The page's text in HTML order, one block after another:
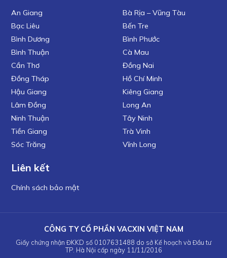
An Giang
Bạc Liêu
Bình Dương
Bình Thuận
Cần Thơ
Đồng Tháp
Hậu Giang
Lâm Đồng
Ninh Thuận
Tiền Giang
Sóc Trăng
Bà Rịa – Vũng Tàu
Bến Tre
Bình Phước
Cà Mau
Đồng Nai
Hồ Chí Minh
Kiêng Giang
Long An
Tây Ninh
Trà Vinh
Vĩnh Long
Liên kết
Chính sách bảo mật
CÔNG TY CỔ PHẦN VACXIN VIỆT NAM
Giấy chứng nhận ĐKKD số 0107631488 do sở Kế hoạch và Đầu tư
TP. Hà Nội cấp ngày 11/11/2016